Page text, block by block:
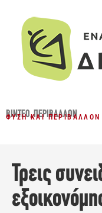
ΒΊΝΤΕΟ,ΠΕΡΙΒΆΛΛΟΝ
ΦΎΣΗ ΚΑΙ ΠΕΡΙΒΆΛΛΟΝ
Τρεις